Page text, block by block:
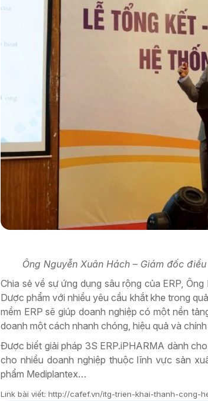
Ông Nguyễn Xuân Hách – Giám đốc
Chia sẻ về sự ứng dụng sâu rộng của ERP,
Dược phẩm với nhiều yêu cầu khắt khe trong
mềm ERP sẽ giúp doanh nghiệp có một nền
doanh một cách nhanh chóng, hiệu quả và chính
Được biết giải pháp 3S ERP.iPHARMA dành
cho nhiều doanh nghiệp thuộc lĩnh vực sản
phẩm Mediplantex…
Link bài viết: http://cafef.vn/itg-trien-khai-thanh-cong-